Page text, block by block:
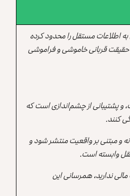
اطلاعات مستقل را محدود کرده
حقیقت قربانی خاموشی و فراموشی
پشتیبانی از چشم‌اندازی است که
کنند.
و مبتنی بر واقعیت منتشر شود و
وابسته است.
ندارید، همرسانی این